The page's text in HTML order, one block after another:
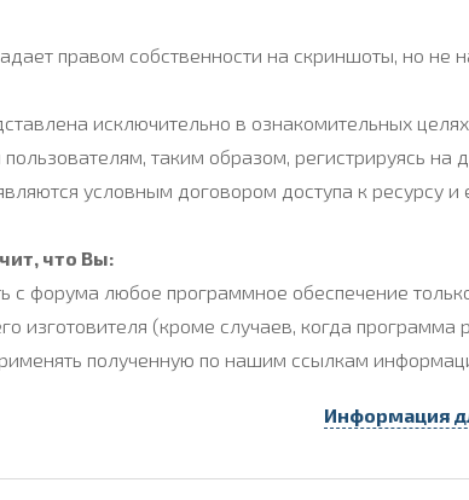
правом собственности на скриншоты, но не
исключительно в ознакомительных
таким образом, регистрируясь
условным договором доступа к ресурсу
что Вы:
с форума любое программное обеспечение
изготовителя (кроме случаев, когда программа
полученную по нашим ссылкам
Информация